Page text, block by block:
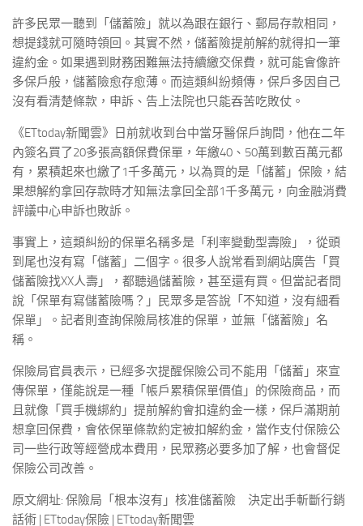
許多民眾一聽到「儲蓄險」就以為跟在銀行、郵局存款相同，
想提錢就可隨時領回。其實不然，儲蓄險提前解約就得扣一筆
違約金。如果遇到財務困難無法持續繳交保費，就可能會像許
多保戶般，儲蓄險愈存愈薄。而這類糾紛頻傳，保戶多因自己
沒有看清楚條款，申訴、告上法院也只能吞苦吃敗仗。
《ETtoday新聞雲》日前就收到台中當牙醫保戶詢問，他在二年
內簽名買了20多張高額保費保單，年繳40、50萬到數百萬元都
有，累積起來也繳了1千多萬元，以為買的是「儲蓄」保險，結
果想解約拿回存款時才知無法拿回全部1千多萬元，向金融消費
評議中心申訴也敗訴。
事實上，這類糾紛的保單名稱多是「利率變動型壽險」，從頭
到尾也沒有寫「儲蓄」二個字。很多人說常看到網站廣告「買
儲蓄險找XX人壽」，都聽過儲蓄險，甚至還有買。但當記者問
說「保單有寫儲蓄險嗎？」民眾多是答說「不知道，沒有細看
保單」。記者則查詢保險局核准的保單，並無「儲蓄險」名
稱。
保險局官員表示，已經多次提醒保險公司不能用「儲蓄」來宣
傳保單，僅能說是一種「帳戶累積保單價值」的保險商品，而
且就像「買手機綁約」提前解約會扣違約金一樣，保戶滿期前
想拿回保費，會依保單條款約定被扣解約金，當作支付保險公
司一些行政等經營成本費用，民眾務必要多加了解，也會督促
保險公司改善。
原文網址: 保險局「根本沒有」核准儲蓄險 決定出手斬斷行銷
話術 | ETtoday保險 | ETtoday新聞雲